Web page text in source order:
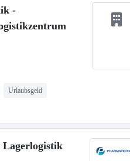
-
Urlaubsgeld